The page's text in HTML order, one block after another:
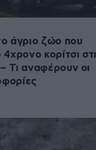
άγριο ζώο που
4χρονο κορίτσι
Τι αναφέρουν οι